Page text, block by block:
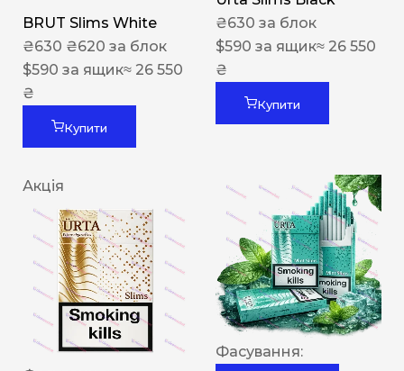
BRUT Slims White
₴630 ₴620 за блок
$590 за ящик≈ 26 550
₴
Купити
₴630 за блок
$590 за ящик≈ 26 550
₴
Купити
Акція
Фасування: